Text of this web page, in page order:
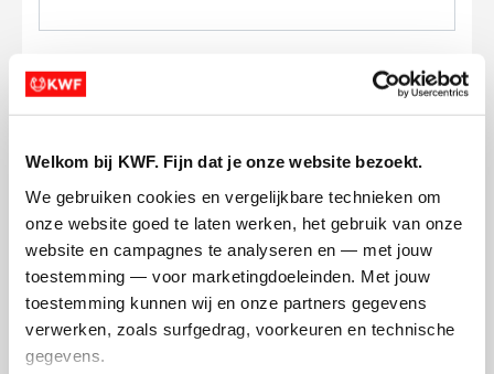
Welkom bij KWF. Fijn dat je onze website bezoekt.
We gebruiken cookies en vergelijkbare technieken om
onze website goed te laten werken, het gebruik van onze
website en campagnes te analyseren en — met jouw
toestemming — voor marketingdoeleinden. Met jouw
toestemming kunnen wij en onze partners gegevens
verwerken, zoals surfgedrag, voorkeuren en technische
gegevens.
Ik wil bijdragen aan de transactiekosten
en betaal €0.75 extra.
Doneer nu